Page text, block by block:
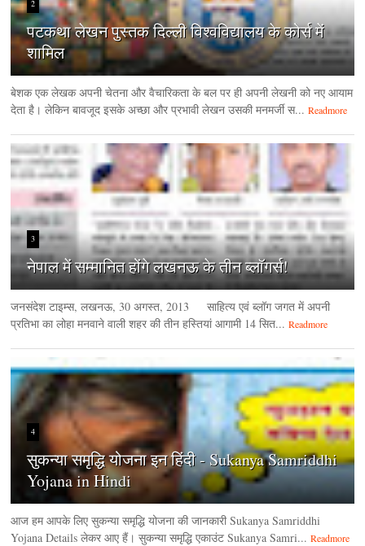
2
पटकथा लेखन पुस्तक दिल्ली विश्वविद्यालय के कोर्स में
शामिल
बेशक एक लेखक अपनी चेतना और वैचारिकता के बल पर ही अपनी लेखनी को नए आयाम
देता है। लेकिन बावजूद इसके अच्छा और प्रभावी लेखन उसकी मनमर्जी स... Readmore
3
नेपाल में सम्मानित होंगे लखनऊ के तीन ब्लॉगर्स!
जनसंदेश टाइम्‍स, लखनऊ, 30 अगस्‍त, 2013 साहित्य एवं ब्लॉग जगत में अपनी
प्रतिभा का लोहा मनवाने वाली शहर की तीन हस्तियां आगामी 14 सित... Readmore
4
सुकन्या समृद्धि योजना इन हिंदी - Sukanya Samriddhi
Yojana in Hindi
आज हम आपके लिए सुकन्या समृद्धि योजना की जानकारी Sukanya Samriddhi
Yojana Details लेकर आए हैं। सुकन्या समृद्धि एकाउंट Sukanya Samri... Readmore